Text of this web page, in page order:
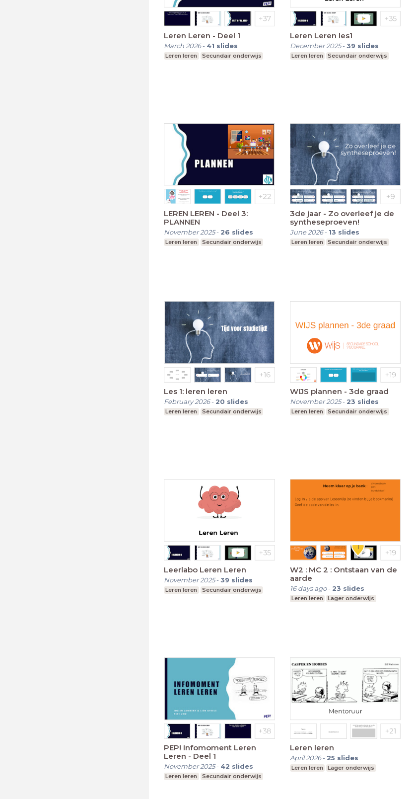
Leren Leren - Deel 1
March 2026- 41 slides
Leren leren Secundair onderwijs
Leren Leren les1
December 2025-39 slides
Leren leren Secundair onderwijs
LEREN LEREN - Deel 3:
PLANNEN
November 2025- 26 slides
Leren leren Secundair onderwijs
3de jaar - Zo overleef je de
syntheseproeven!
June 2026- 13 slides
Leren leren Secundair onderwijs
Les 1: leren leren
February 2026- 20 slides
Leren leren Secundair onderwijs
WIJS plannen - 3de graad
November 2025- 23 slides
Leren leren Secundair onderwijs
Leerlabo Leren Leren
November 2025-39 slides
Leren leren Secundair onderwijs
W2 : MC 2 : Ontstaan van de
aarde
16 days ago- 23 slides
Leren leren Lager onderwijs
PEP! Infomoment Leren
Leren - Deel 1
November 2025- 42 slides
Leren leren Secundair onderwijs
Leren leren
April 2026- 25 slides
Leren leren Lager onderwijs